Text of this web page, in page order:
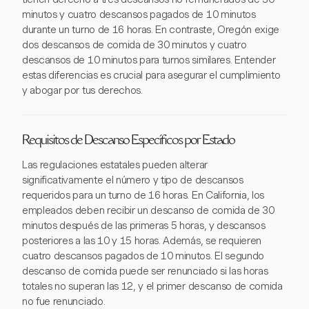
minutos y cuatro descansos pagados de 10 minutos
durante un turno de 16 horas. En contraste, Oregón exige
dos descansos de comida de 30 minutos y cuatro
descansos de 10 minutos para turnos similares. Entender
estas diferencias es crucial para asegurar el cumplimiento
y abogar por tus derechos.
Requisitos de Descanso Específicos por Estado
Las regulaciones estatales pueden alterar
significativamente el número y tipo de descansos
requeridos para un turno de 16 horas. En California, los
empleados deben recibir un descanso de comida de 30
minutos después de las primeras 5 horas, y descansos
posteriores a las 10 y 15 horas. Además, se requieren
cuatro descansos pagados de 10 minutos. El segundo
descanso de comida puede ser renunciado si las horas
totales no superan las 12, y el primer descanso de comida
no fue renunciado.